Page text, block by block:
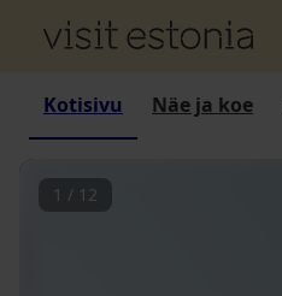
Kotisivu Näe ja koe
1 / 12